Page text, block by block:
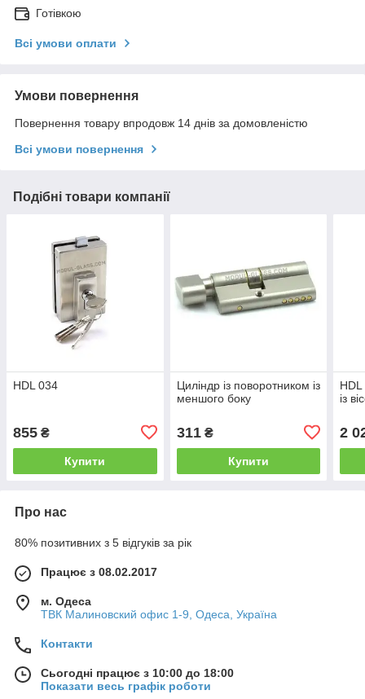
Готівкою
Всі умови оплати
Умови повернення
Повернення товару впродовж 14 днів за домовленістю
Всі умови повернення
Подібні товари компанії
HDL 034
855 ₴
Купити
Циліндр із поворотником із
меншого боку
311₴
Купити
HDL
із
2
Про нас
80% позитивних з 5 відгуків за рік
Працює з 08.02.2017
м. Одеса
ТВК Малиновский офис 1-9, Одеса, Україна
Контакти
Сьогодні працює з 10:00 до 18:00
Показати весь графік роботи